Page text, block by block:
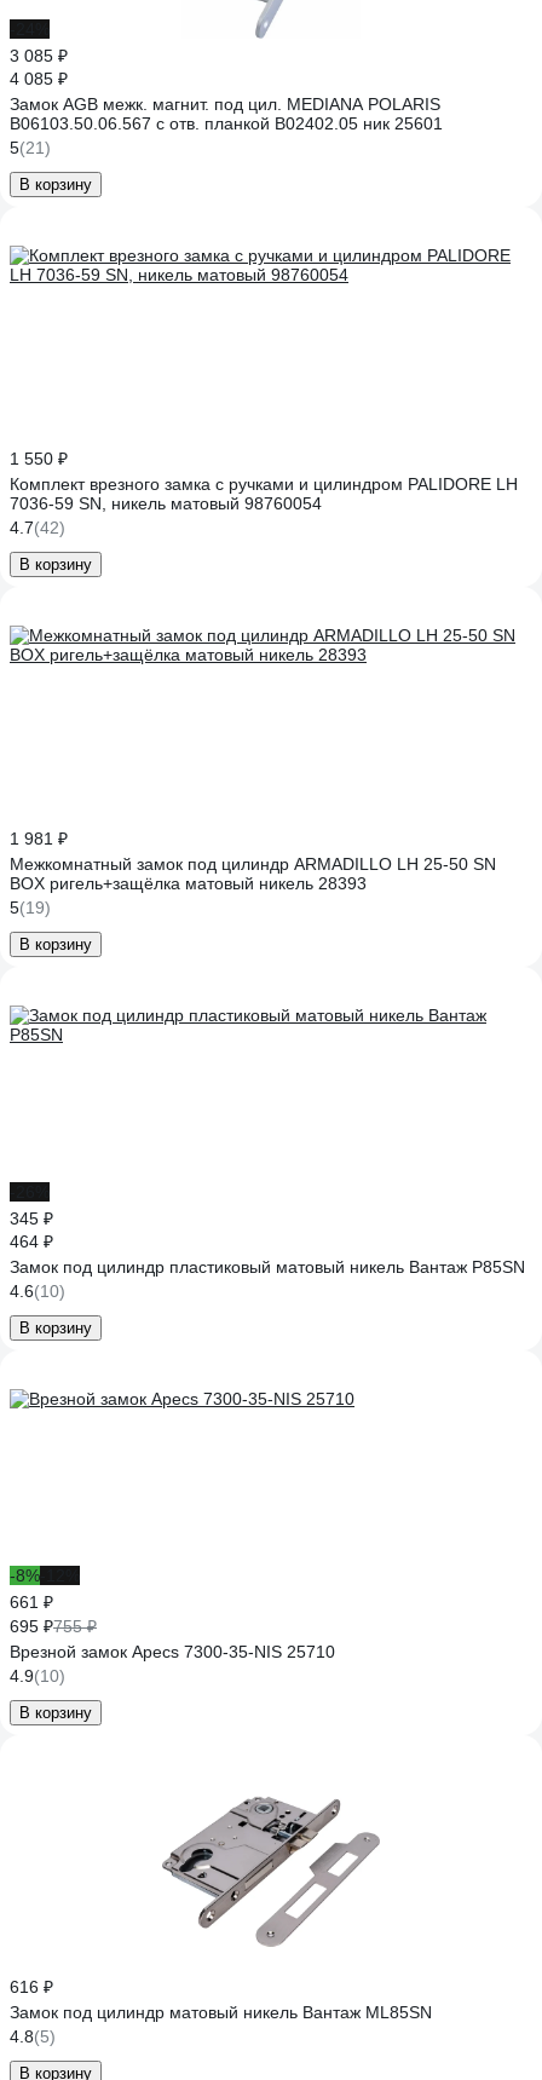
3 085 ₽
4 085 ₽
Замок AGB межк. магнит. под цил. MEDIANA POLARIS
B06103.50.06.567 с отв. планкой B02402.05 ник 25601
5(21)
В корзину
1 550 ₽
Комплект врезного замка с ручками и цилиндром PALIDORE LH
7036-59 SN, никель матовый 98760054
4.7(42)
В корзину
1 981 ₽
Межкомнатный замок под цилиндр ARMADILLO LH 25-50 SN
BOX ригель+защёлка матовый никель 28393
5(19)
В корзину
345 ₽
464 ₽
Замок под цилиндр пластиковый матовый никель Вантаж P85SN
4.6(10)
В корзину
-8%
661 ₽
695 ₽755 ₽
Врезной замок Apecs 7300-35-NIS 25710
4.9(10)
В корзину
616 ₽
Замок под цилиндр матовый никель Вантаж ML85SN
4.8(5)
В корзину